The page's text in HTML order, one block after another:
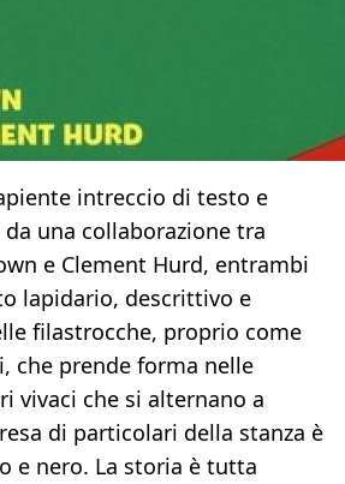
intreccio di testo e
una collaborazione tra
e Clement Hurd, entrambi
lapidario, descrittivo e
filastrocche, proprio come
che prende forma nelle
vivaci che si alternano a
di particolari della stanza è
e nero. La storia è tutta